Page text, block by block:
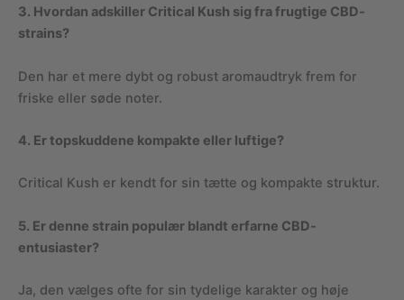
3. Hvordan adskiller Critical Kush sig fra frugtige CBD-
strains?
Den har et mere dybt og robust aromaudtryk frem for
friske eller søde noter.
4. Er topskuddene kompakte eller luftige?
Critical Kush er kendt for sin tætte og kompakte struktur.
5. Er denne strain populær blandt erfarne CBD-
entusiaster?
Ja, den vælges ofte for sin tydelige karakter og høje